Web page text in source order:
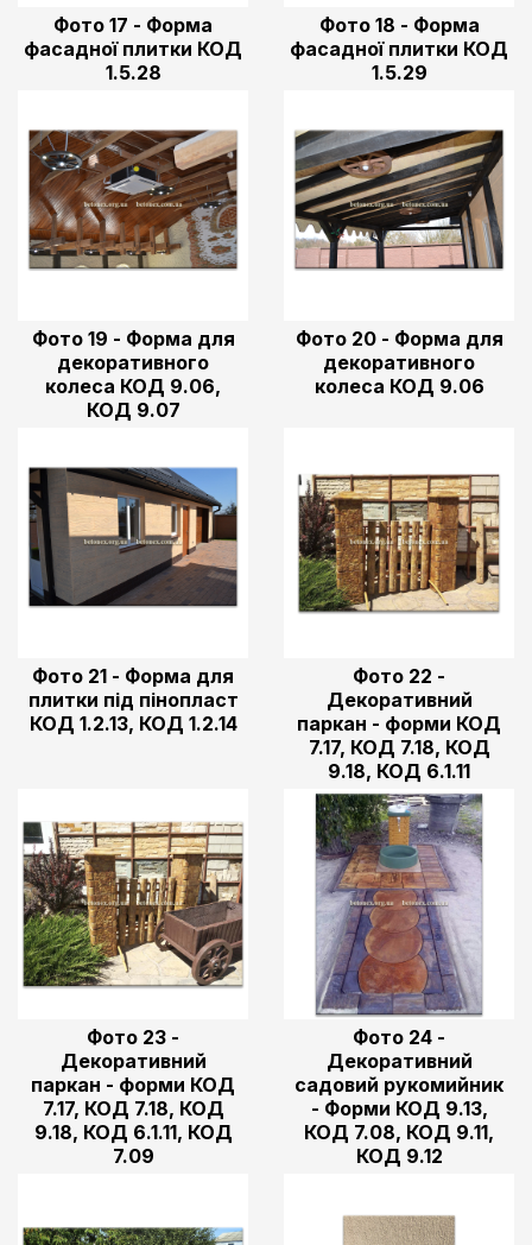
Фото 17 - Форма
фасадної плитки КОД
1.5.28
Фото 18 - Форма
фасадної плитки КОД
1.5.29
Фото 19 - Форма для
декоративного
колеса КОД 9.06,
КОД 9.07
Фото 20 - Форма для
декоративного
колеса КОД 9.06
Фото 21 - Форма для
плитки під пінопласт
КОД 1.2.13, КОД 1.2.14
Фото 22 -
Декоративний
паркан - форми КОД
7.17, КОД 7.18, КОД
9.18, КОД 6.1.11
Фото 23 -
Декоративний
паркан - форми КОД
7.17, КОД 7.18, КОД
9.18, КОД 6.1.11, КОД
7.09
Фото 24 -
Декоративний
садовий рукомийник
- Форми КОД 9.13,
КОД 7.08, КОД 9.11,
КОД 9.12